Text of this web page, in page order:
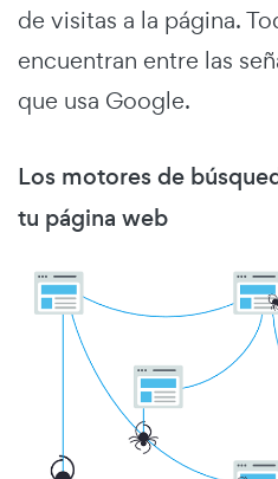
de visitas a la página.
encuentran entre las
que usa Google.
Los motores de
tu página web